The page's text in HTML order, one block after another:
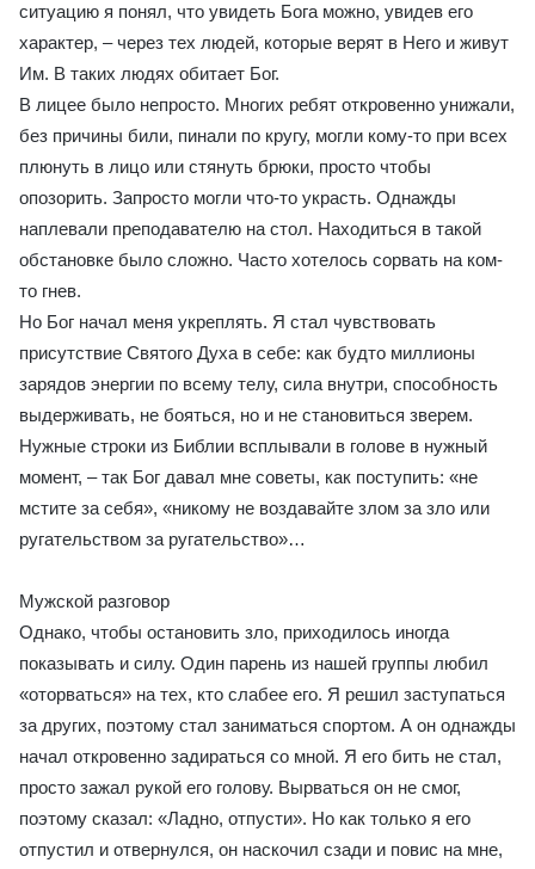
ситуацию я понял, что увидеть Бога можно, увидев его
характер, – через тех людей, которые верят в Него и живут
Им. В таких людях обитает Бог.
В лицее было непросто. Многих ребят откровенно унижали,
без причины били, пинали по кругу, могли кому-то при всех
плюнуть в лицо или стянуть брюки, просто чтобы
опозорить. Запросто могли что-то украсть. Однажды
наплевали преподавателю на стол. Находиться в такой
обстановке было сложно. Часто хотелось сорвать на ком-
то гнев.
Но Бог начал меня укреплять. Я стал чувствовать
присутствие Святого Духа в себе: как будто миллионы
зарядов энергии по всему телу, сила внутри, способность
выдерживать, не бояться, но и не становиться зверем.
Нужные строки из Библии всплывали в голове в нужный
момент, – так Бог давал мне советы, как поступить: «не
мстите за себя», «никому не воздавайте злом за зло или
ругательством за ругательство»…
Мужской разговор
Однако, чтобы остановить зло, приходилось иногда
показывать и силу. Один парень из нашей группы любил
«оторваться» на тех, кто слабее его. Я решил заступаться
за других, поэтому стал заниматься спортом. А он однажды
начал откровенно задираться со мной. Я его бить не стал,
просто зажал рукой его голову. Вырваться он не смог,
поэтому сказал: «Ладно, отпусти». Но как только я его
отпустил и отвернулся, он наскочил сзади и повис на мне,